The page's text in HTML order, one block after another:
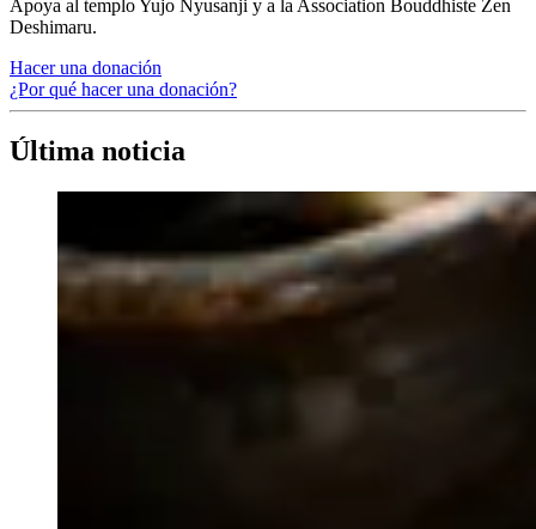
Apoya al templo Yujo Nyusanji y a la Association Bouddhiste Zen
Deshimaru.
Hacer una donación
¿Por qué hacer una donación?
Última noticia